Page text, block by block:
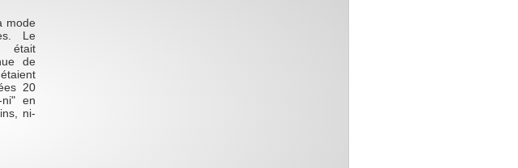
mode
Le
de
20
ni" en
ni-